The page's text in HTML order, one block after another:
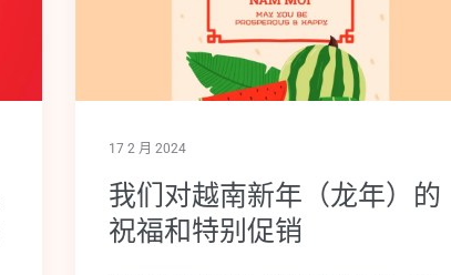
17 2 月 2024
我们对越南新年（龙年）的
祝福和特别促销